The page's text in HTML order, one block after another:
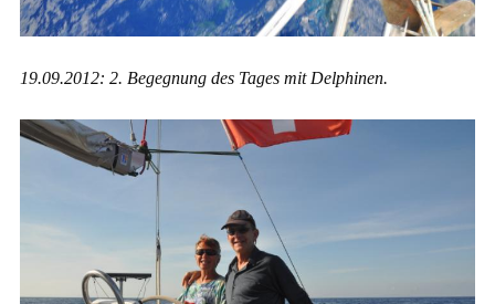
19.09.2012: 2. Begegnung des Tages mit Delphinen.